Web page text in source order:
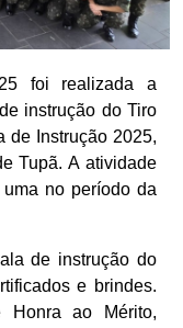
foi realizada a
instrução do Tiro
de Instrução 2025,
Tupã. A atividade
no período da
de instrução do
e brindes.
Honra ao Mérito,